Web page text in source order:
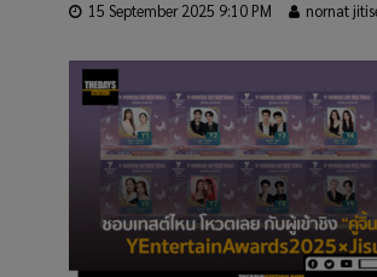
15 September 2025 9:10 PM nornat